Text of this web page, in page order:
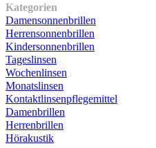
Kategorien
Damensonnenbrillen
Herrensonnenbrillen
Kindersonnenbrillen
Tageslinsen
Wochenlinsen
Monatslinsen
Kontaktlinsenpflegemittel
Damenbrillen
Herrenbrillen
Hörakustik